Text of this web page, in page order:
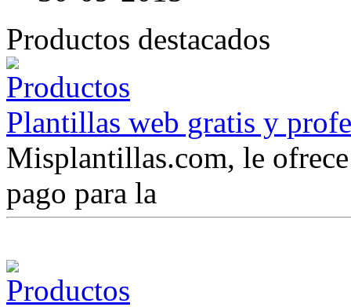
Productos destacados
Plantillas web gratis y
Misplantillas.com, le
pago para la